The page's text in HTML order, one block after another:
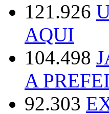
121.926
AQUI
104.498
A
92.303